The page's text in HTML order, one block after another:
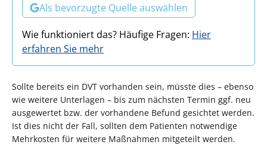
Als bevorzugte Quelle auswählen
Wie funktioniert das? Häufige Fragen: Hier
erfahren Sie mehr
Sollte bereits ein DVT vorhanden sein, müsste dies – ebenso
wie weitere Unterlagen – bis zum nächsten Termin ggf. neu
ausgewertet bzw. der vorhandene Befund gesichtet werden.
Ist dies nicht der Fall, sollten dem Patienten notwendige
Mehrkosten für weitere Maßnahmen mitgeteilt werden.